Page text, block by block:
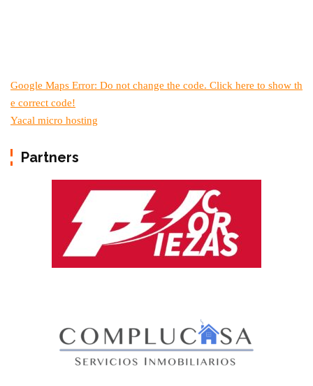
Google Maps Error: Do not change the code. Click here to show th
e correct code!
Yacal micro hosting
Partners